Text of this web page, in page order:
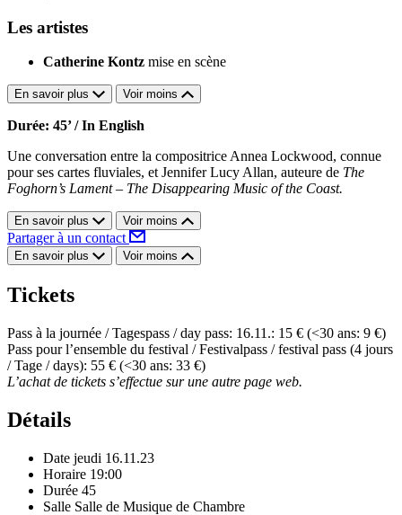
Les artistes
Catherine Kontz mise en scène
En savoir plus Voir moins
Durée: 45’ / In English
Une conversation entre la compositrice Annea Lockwood, connue
pour ses cartes fluviales, et Jennifer Lucy Allan, auteure de The
Foghorn’s Lament – The Disappearing Music of the Coast.
En savoir plus Voir moins
Partager à un contact
En savoir plus Voir moins
Tickets
Pass à la journée / Tagespass / day pass: 16.11.: 15 € (<30 ans: 9 €)
Pass pour l’ensemble du festival / Festivalpass / festival pass (4 jours
/ Tage / days): 55 € (<30 ans: 33 €)
L’achat de tickets s’effectue sur une autre page web.
Détails
Date jeudi 16.11.23
Horaire 19:00
Durée 45
Salle Salle de Musique de Chambre